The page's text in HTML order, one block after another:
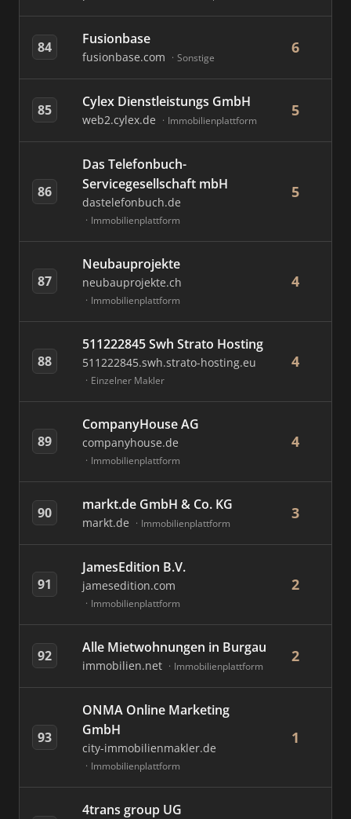
84 Fusionbase
fusionbase.com Sonstige
6
85 Cylex Dienstleistungs GmbH
web2.cylex.de Immobilienplattform
5
86
Das Telefonbuch-
Servicegesellschaft mbH
dastelefonbuch.de
Immobilienplattform
5
87
Neubauprojekte
neubauprojekte.ch
Immobilienplattform
4
88
511222845 Swh Strato Hosting
511222845.swh.strato-hosting.eu
Einzelner Makler
4
89
CompanyHouse AG
companyhouse.de
Immobilienplattform
4
90 markt.de GmbH & Co. KG
markt.de Immobilienplattform
3
91
JamesEdition B.V.
jamesedition.com
Immobilienplattform
2
92 Alle Mietwohnungen in Burgau
immobilien.net Immobilienplattform
2
93
ONMA Online Marketing
GmbH
city-immobilienmakler.de
Immobilienplattform
1
4trans group UG